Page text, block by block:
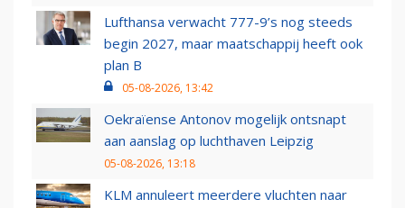
Lufthansa verwacht 777-9’s nog steeds
begin 2027, maar maatschappij heeft ook
plan B
05-08-2026, 13:42
Oekraïense Antonov mogelijk ontsnapt
aan aanslag op luchthaven Leipzig
05-08-2026, 13:18
KLM annuleert meerdere vluchten naar